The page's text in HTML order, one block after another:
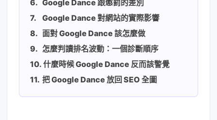
Google Dance 跟懲罰的差別
Google Dance 對網站的實際影響
面對 Google Dance 該怎麼做
怎麼判讀排名波動：一個診斷順序
什麼時候 Google Dance 反而該警覺
把 Google Dance 放回 SEO 全圖